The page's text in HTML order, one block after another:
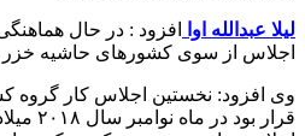
لیلا عبدالله اوا
افزود : در حال
اجلاس از سوی کشورهای حاشیه
وی افزود: نخستین اجلاس کار گروه
قرار